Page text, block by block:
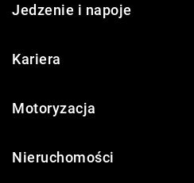
Jedzenie i napoje
Kariera
Motoryzacja
Nieruchomości